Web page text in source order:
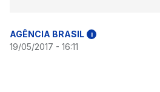
AGÊNCIA BRASIL i
19/05/2017 - 16:11